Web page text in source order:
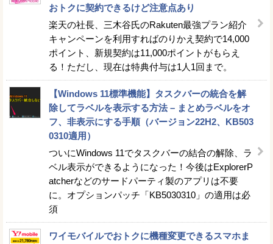
おトクに契約できるけど注意点あり
楽天の社長、三木谷氏のRakuten最強プラン紹介
キャンペーンを利用すればのりかえ契約で14,000
ポイント、新規契約は11,000ポイントがもらえ
る！ただし、現在は特典付与は1人1回まで。
【Windows 11標準機能】タスクバーの統合を解
除してラベルを表示する方法 – まとめラベルをオ
フ、非表示にする手順（バージョン22H2、KB503
0310適用）
ついにWindows 11でタスクバーの結合の解除、ラ
ベル表示ができるようになった！今後はExplorerP
atcherなどのサードパーティ製のアプリは不要
に。オプションパッチ「KB5030310」の適用は必
須
ワイモバイルでおトクに機種変更できるスマホま